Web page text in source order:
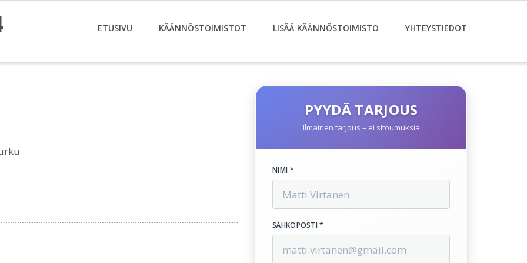
ETUSIVU KÄÄNNÖSTOIMISTOT LISÄÄ KÄÄNNÖSTOIMISTO YHTEYSTIEDOT
PYYDÄ TARJOUS
Ilmainen tarjous – ei sitoumuksia
NIMI *
SÄHKÖPOSTI *